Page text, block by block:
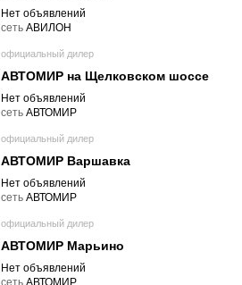
Нет объявлений
cеть АВИЛОН
официальный дилер
АВТОМИР на Щелковском шоссе
Нет объявлений
cеть АВТОМИР
официальный дилер
АВТОМИР Варшавка
Нет объявлений
cеть АВТОМИР
официальный дилер
АВТОМИР Марьино
Нет объявлений
cеть АВТОМИР